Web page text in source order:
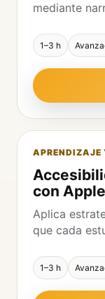
mediante
1–3 h
APRENDIZAJE
con Apple
Aplica
que cada
1–3 h